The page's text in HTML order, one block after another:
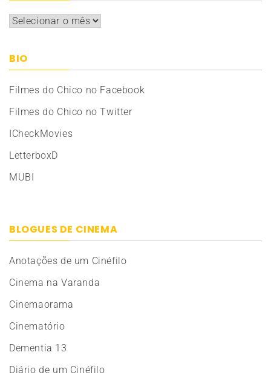
Arquivos
BIO
Filmes do Chico no Facebook
Filmes do Chico no Twitter
ICheckMovies
LetterboxD
MUBI
BLOGUES DE CINEMA
Anotações de um Cinéfilo
Cinema na Varanda
Cinemaorama
Cinematório
Dementia 13
Diário de um Cinéfilo